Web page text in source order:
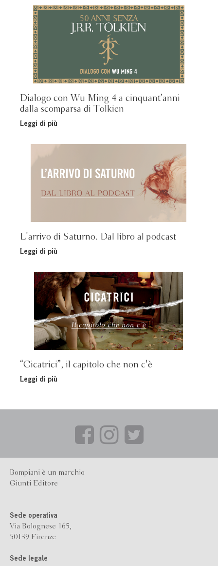
Dialogo con Wu Ming 4 a cinquant’anni
dalla scomparsa di Tolkien
Leggi di più
L'arrivo di Saturno. Dal libro al podcast
Leggi di più
“Cicatrici”, il capitolo che non c'è
Leggi di più
Bompiani è un marchio
Giunti Editore
Sede operativa
Via Bolognese 165,
50139 Firenze
Sede legale